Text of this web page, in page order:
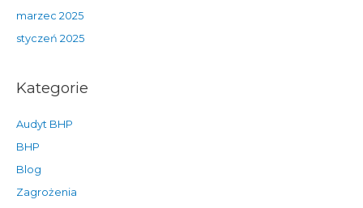
marzec 2025
styczeń 2025
Kategorie
Audyt BHP
BHP
Blog
Zagrożenia